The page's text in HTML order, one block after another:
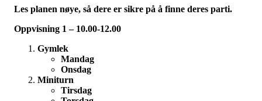
Les planen nøye, så dere er sikre på å finne deres parti.
Oppvisning 1 – 10.00-12.00
Gymlek
Mandag
Onsdag
Miniturn
Tirsdag